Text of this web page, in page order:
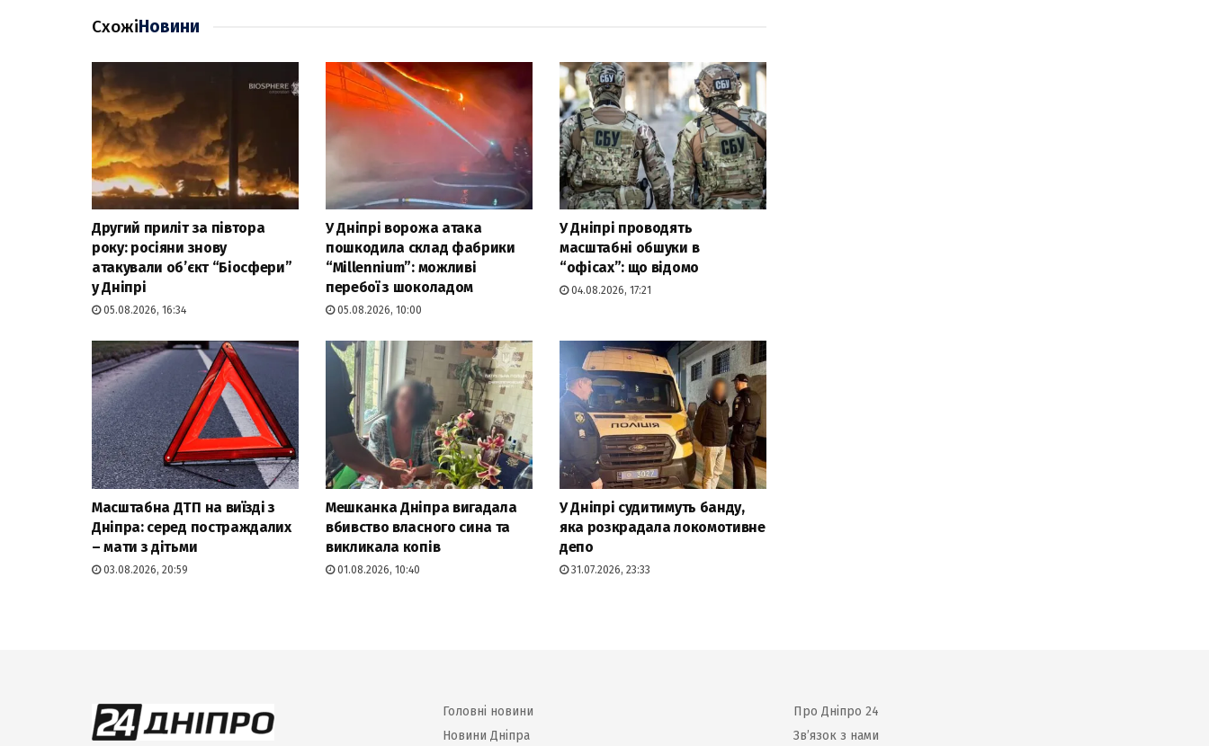
СхожіНовини
Другий приліт за півтора
року: росіяни знову
атакували об’єкт “Біосфери”
у Дніпрі
05.08.2026, 16:34
У Дніпрі ворожа атака
пошкодила склад фабрики
“Millennium”: можливі
перебої з шоколадом
05.08.2026, 10:00
У Дніпрі проводять
масштабні обшуки в
“офісах”: що відомо
04.08.2026, 17:21
Масштабна ДТП на виїзді з
Дніпра: серед постраждалих
– мати з дітьми
03.08.2026, 20:59
Мешканка Дніпра вигадала
вбивство власного сина та
викликала копів
01.08.2026, 10:40
У Дніпрі судитимуть банду,
яка розкрадала локомотивне
депо
31.07.2026, 23:33
Головні новини
Новини Дніпра
Про Дніпро 24
Зв’язок з нами